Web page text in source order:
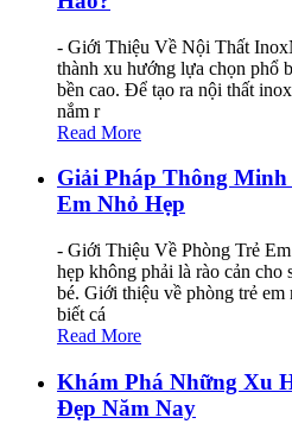
- Giới Thiệu Về Nội Thất
thành xu hướng lựa chọn phổ
bền cao. Để tạo ra nội thất
nắm r
Read More
Giải Pháp Thông
Em Nhỏ Hẹp
- Giới Thiệu Về Phòng Trẻ
hẹp không phải là rào cản cho
bé. Giới thiệu về phòng trẻ em
biết cá
Read More
Khám Phá Những Xu
Đẹp Năm Nay